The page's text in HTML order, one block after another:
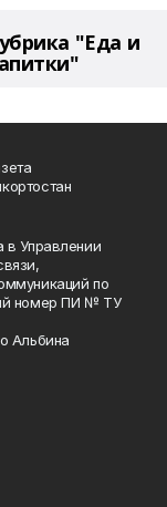
"Еда и
в Управлении
по
номер ПИ № ТУ
Альбина